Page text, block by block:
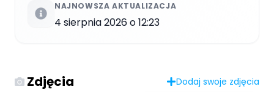
NAJNOWSZA AKTUALIZACJA
4 sierpnia 2026 o 12:23
Zdjęcia Dodaj swoje zdjęcia